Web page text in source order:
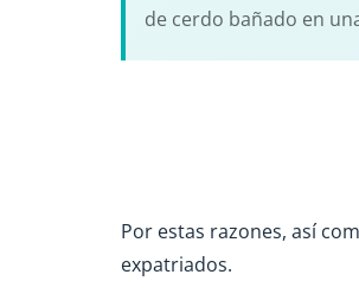
de cerdo bañado en
Por estas razones, así
expatriados.